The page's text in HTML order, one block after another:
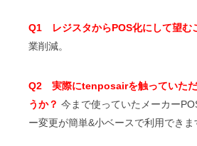
Q1 レジスタからPOS化にして望む
業削減。
Q2 実際にtenposairを触っていただ
うか？ 今まで使っていたメーカー
ー変更が簡単&小ベースで利用できま